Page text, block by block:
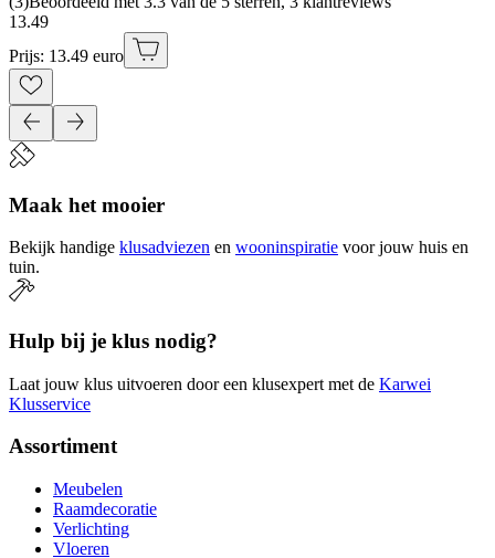
13.49
Prijs: 13.49 euro
Maak het mooier
Bekijk handige klusadviezen en wooninspiratie voor jouw huis en
tuin.
Hulp bij je klus nodig?
Laat jouw klus uitvoeren door een klusexpert met de Karwei
Klusservice
Assortiment
Meubelen
Raamdecoratie
Verlichting
Vloeren